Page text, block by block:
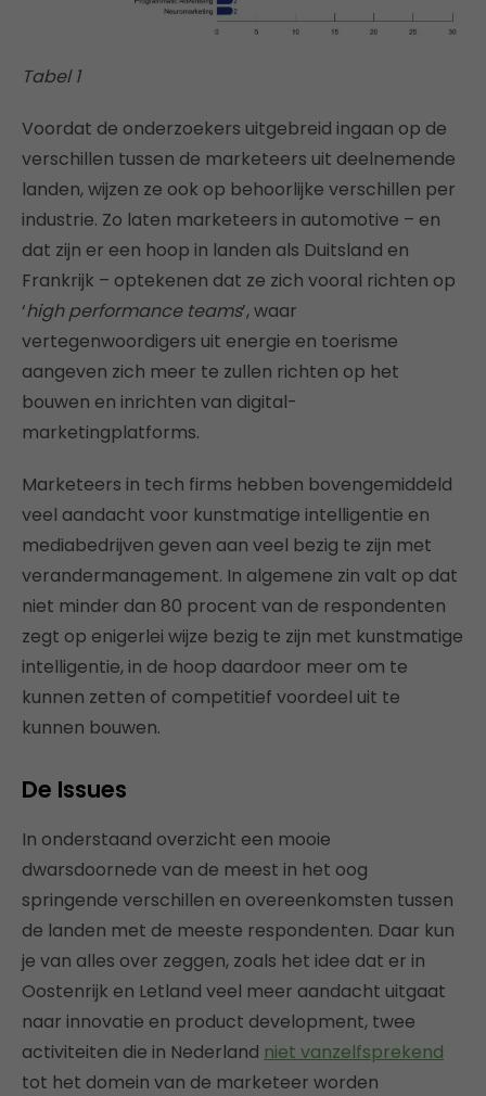
Tabel 1
Voordat de onderzoekers uitgebreid ingaan op de
verschillen tussen de marketeers uit deelnemende
landen, wijzen ze ook op behoorlijke verschillen per
industrie. Zo laten marketeers in automotive – en
dat zijn er een hoop in landen als Duitsland en
Frankrijk – optekenen dat ze zich vooral richten op
‘high performance teams’, waar
vertegenwoordigers uit energie en toerisme
aangeven zich meer te zullen richten op het
bouwen en inrichten van digital-
marketingplatforms.
Marketeers in tech firms hebben bovengemiddeld
veel aandacht voor kunstmatige intelligentie en
mediabedrijven geven aan veel bezig te zijn met
verandermanagement. In algemene zin valt op dat
niet minder dan 80 procent van de respondenten
zegt op enigerlei wijze bezig te zijn met kunstmatige
intelligentie, in de hoop daardoor meer om te
kunnen zetten of competitief voordeel uit te
kunnen bouwen.
De Issues
In onderstaand overzicht een mooie
dwarsdoornede van de meest in het oog
springende verschillen en overeenkomsten tussen
de landen met de meeste respondenten. Daar kun
je van alles over zeggen, zoals het idee dat er in
Oostenrijk en Letland veel meer aandacht uitgaat
naar innovatie en product development, twee
activiteiten die in Nederland niet vanzelfsprekend
tot het domein van de marketeer worden